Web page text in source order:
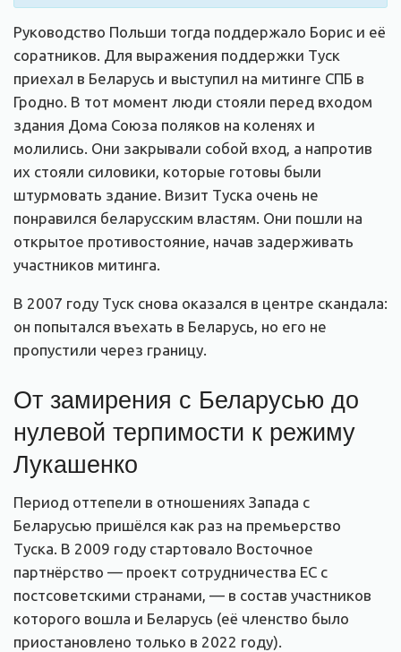
Руководство Польши тогда поддержало Борис и её
соратников. Для выражения поддержки Туск
приехал в Беларусь и выступил на митинге СПБ в
Гродно. В тот момент люди стояли перед входом
здания Дома Союза поляков на коленях и
молились. Они закрывали собой вход, а напротив
их стояли силовики, которые готовы были
штурмовать здание. Визит Туска очень не
понравился беларусским властям. Они пошли на
открытое противостояние, начав задерживать
участников митинга.
В 2007 году Туск снова оказался в центре скандала:
он попытался въехать в Беларусь, но его не
пропустили через границу.
От замирения с Беларусью до
нулевой терпимости к режиму
Лукашенко
Период оттепели в отношениях Запада с
Беларусью пришёлся как раз на премьерство
Туска. В 2009 году стартовало Восточное
партнёрство — проект сотрудничества ЕС с
постсоветскими странами, — в состав участников
которого вошла и Беларусь (её членство было
приостановлено только в 2022 году).